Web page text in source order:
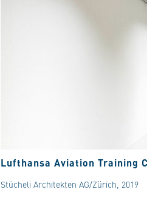
Lufthansa Aviation Training
Stücheli Architekten AG/Zürich, 2019